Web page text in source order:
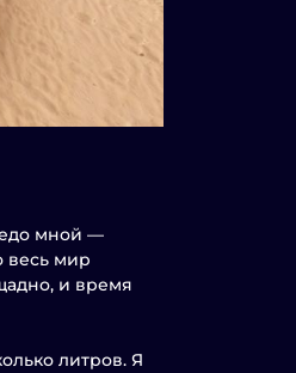
мной —
весь мир
и время
литров. Я